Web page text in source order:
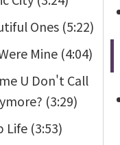
Ones (5:22)
Mine (4:04)
U Don't Call
(3:29)
Life (3:53)